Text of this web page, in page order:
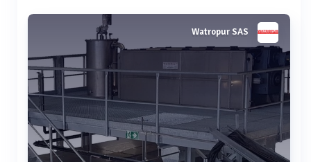
Watropur SAS